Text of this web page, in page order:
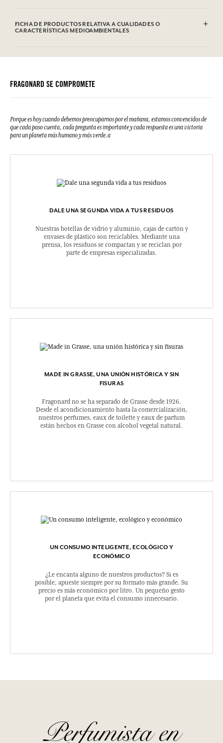
Aqua (Water), Glycerin, Caprylic/Capric Triglyceride, Polyglyceryl-6
Distearate, Decyl Oleate, Parfum (Fragrance), Glyceryl Stearate SE,
Cinnamal, Limonene, Citral, Geraniol.
Distearate, Decyl Oleate, Parfum (Fragrance), Glyceryl Stearate Se,
Palmitic Acid, Stearic Acid, Oryza Sativa (Rice) Starch,
Microcrystalline Cellulose, Prunus Amygdalus Dulcis (Sweet Almond)
Oil, Aloe Barbadensis Leaf Powder, Cetyl Alcohol, Xanthan Gum,
Tocopherol, Helianthus Annuus (Sunflower) Seed Oil, Cellulose
Fórmula que contiene un 95% de ingredientes de origen natural.
FICHA DE PRODUCTOS RELATIVA A CUALIDADES O
CARACTERÍSTICAS MEDIOAMBIENTALES
Por favor, consulte las cualidades o características medioambientales
FRAGONARD SE COMPROMETE
Porque es hoy cuando debemos preocuparnos por el mañana, estamos convencidos de
que cada paso cuenta, cada pregunta es importante y cada respuesta es una victoria
para un planeta más humano y más verde.a
DALE UNA SEGUNDA VIDA A TUS RESIDUOS
Nuestras botellas de vidrio y aluminio, cajas de cartón y
envases de plástico son reciclables. Mediante una
prensa, los residuos se compactan y se reciclan por
parte de empresas especializadas.
MADE IN GRASSE, UNA UNIÓN HISTÓRICA Y SIN
FISURAS
Fragonard no se ha separado de Grasse desde 1926.
Desde el acondicionamiento hasta la comercialización,
nuestros perfumes, eaux de toilette y eaux de parfum
están hechos en Grasse con alcohol vegetal natural.
UN CONSUMO INTELIGENTE, ECOLÓGICO Y
ECONÓMICO
¿Le encanta alguno de nuestros productos? Si es
posible, apueste siempre por su formato más grande. Su
precio es más económico por litro. Un pequeño gesto
por el planeta que evita el consumo innecesario.
Perfumista en